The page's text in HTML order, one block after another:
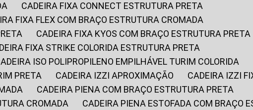
CADEIRA FIXA CONNECT ESTRUTURA PRETA
FIXA FLEX COM BRAÇO ESTRUTURA CROMADA
CADEIRA FIXA KYOS COM BRAÇO ESTRUTURA PRETA
FIXA STRIKE COLORIDA ESTRUTURA PRETA
CADEIRA ISO POLIPROPILENO EMPILHÁVEL TURIM COLORIDA
PRETA
CADEIRA IZZI APROXIMAÇÃO
CADEIRA IZZI
CADEIRA PIENA COM BRAÇO ESTRUTURA PRETA
CROMADA
CADEIRA PIENA ESTOFADA COM BRAÇO